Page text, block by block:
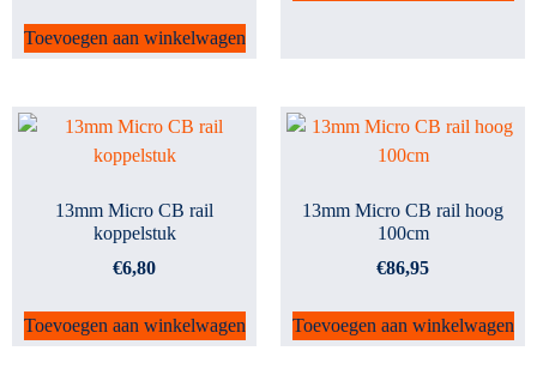
Toevoegen aan winkelwagen
13mm Micro CB rail
koppelstuk
€6,80
Toevoegen aan winkelwagen
13mm Micro CB rail hoog
100cm
€86,95
Toevoegen aan winkelwagen